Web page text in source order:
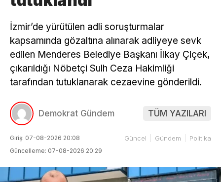
İzmir’de yürütülen adli soruşturmalar
kapsamında gözaltına alınarak adliyeye sevk
edilen Menderes Belediye Başkanı İlkay Çiçek,
çıkarıldığı Nöbetçi Sulh Ceza Hakimliği
tarafından tutuklanarak cezaevine gönderildi.
Demokrat Gündem TÜM YAZILARI
Giriş: 07-08-2026 20:08
Güncelleme: 07-08-2026 20:29
Güncel Gündem Politika